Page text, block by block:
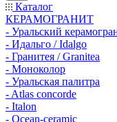
Каталог
КЕРАМОГРАНИТ
- Уральский
- Идальго / Idalgo
- Гранитея / Granitea
- Моноколор
- Уральская палитра
- Atlas concorde
- Italon
- Ocean-ceramic